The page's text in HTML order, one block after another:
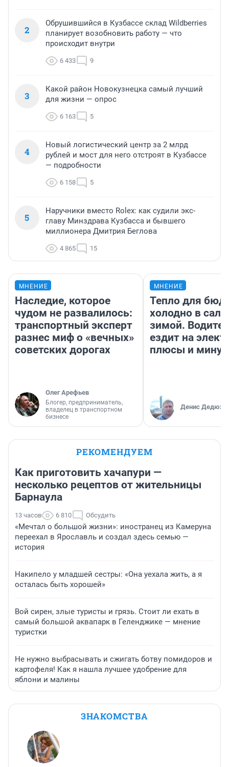
2
Обрушившийся в Кузбассе склад Wildberries
планирует возобновить работу — что
происходит внутри
6 433 9
3
Какой район Новокузнецка самый лучший
для жизни — опрос
6 163 5
4
Новый логистический центр за 2 млрд
рублей и мост для него отстроят в Кузбассе
— подробности
6 158 5
5
Наручники вместо Rolex: как судили экс-
главу Минздрава Кузбасса и бывшего
миллионера Дмитрия Беглова
4 865 15
МНЕНИЕ
Наследие, которое
чудом не развалилось:
транспортный эксперт
разнес миф о «вечных»
советских дорогах
Олег Арефьев
Блогер, предприниматель,
владелец в транспортном
бизнесе
МНЕНИЕ
Тепло для
холодно в
зимой.
ездит на
плюсы и
Денис
РЕКОМЕНДУЕМ
Как приготовить хачапури —
несколько рецептов от жительницы
Барнаула
13 часов 6 810 Обсудить
«Мечтал о большой жизни»: иностранец из Камеруна
переехал в Ярославль и создал здесь семью —
история
Накипело у младшей сестры: «Она уехала жить, а я
осталась быть хорошей»
Вой сирен, злые туристы и грязь. Стоит ли ехать в
самый большой аквапарк в Геленджике — мнение
туристки
Не нужно выбрасывать и сжигать ботву помидоров и
картофеля! Как я нашла лучшее удобрение для
яблони и малины
ЗНАКОМСТВА